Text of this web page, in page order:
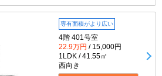
専有面積がより広い
4階 401号室
22.9万円 / 15,000円
1LDK / 41.55㎡
西向き